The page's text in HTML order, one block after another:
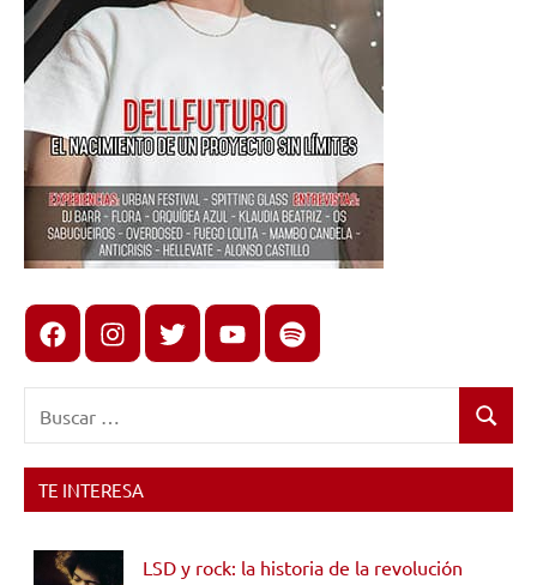
FacebookInstagram
X youtubespotify
Buscar
TE INTERESA
LSD y rock: la historia de la revolución